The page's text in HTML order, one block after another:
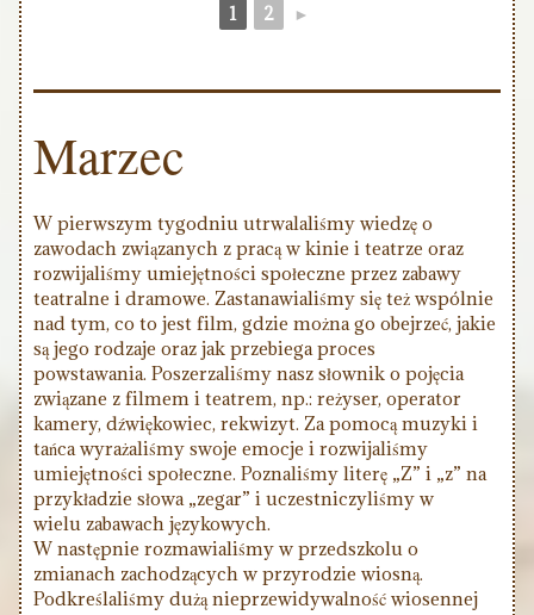
1 2 ►
Marzec
W pierwszym tygodniu utrwalaliśmy wiedzę o
zawodach związanych z pracą w kinie i teatrze oraz
rozwijaliśmy umiejętności społeczne przez zabawy
teatralne i dramowe. Zastanawialiśmy się też wspólnie
nad tym, co to jest film, gdzie można go obejrzeć, jakie
są jego rodzaje oraz jak przebiega proces
powstawania. Poszerzaliśmy nasz słownik o pojęcia
związane z filmem i teatrem, np.: reżyser, operator
kamery, dźwiękowiec, rekwizyt. Za pomocą muzyki i
tańca wyrażaliśmy swoje emocje i rozwijaliśmy
umiejętności społeczne. Poznaliśmy literę „Z” i „z” na
przykładzie słowa „zegar” i uczestniczyliśmy w
wielu zabawach językowych.
W następnie rozmawialiśmy w przedszkolu o
zmianach zachodzących w przyrodzie wiosną.
Podkreślaliśmy dużą nieprzewidywalność wiosennej